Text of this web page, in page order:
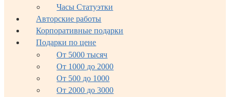
Часы Статуэтки
Авторские работы
Корпоративные подарки
Подарки по цене
От 5000 тысяч
От 1000 до 2000
От 500 до 1000
От 2000 до 3000